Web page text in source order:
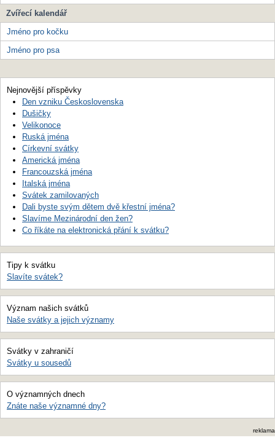
Zvířecí kalendář
Jméno pro kočku
Jméno pro psa
Nejnovější příspěvky
Den vzniku Československa
Dušičky
Velikonoce
Ruská jména
Církevní svátky
Americká jména
Francouzská jména
Italská jména
Svátek zamilovaných
Dali byste svým dětem dvě křestní jména?
Slavíme Mezinárodní den žen?
Co říkáte na elektronická přání k svátku?
Tipy k svátku
Slavíte svátek?
Význam našich svátků
Naše svátky a jejich významy
Svátky v zahraničí
Svátky u sousedů
O významných dnech
Znáte naše významné dny?
reklama